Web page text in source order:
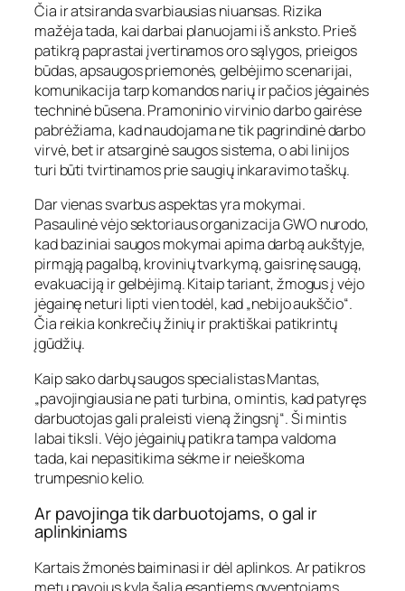
Čia ir atsiranda svarbiausias niuansas. Rizika
mažėja tada, kai darbai planuojami iš anksto. Prieš
patikrą paprastai įvertinamos oro sąlygos, prieigos
būdas, apsaugos priemonės, gelbėjimo scenarijai,
komunikacija tarp komandos narių ir pačios jėgainės
techninė būsena. Pramoninio virvinio darbo gairėse
pabrėžiama, kad naudojama ne tik pagrindinė darbo
virvė, bet ir atsarginė saugos sistema, o abi linijos
turi būti tvirtinamos prie saugių inkaravimo taškų.
Dar vienas svarbus aspektas yra mokymai.
Pasaulinė vėjo sektoriaus organizacija GWO nurodo,
kad baziniai saugos mokymai apima darbą aukštyje,
pirmąją pagalbą, krovinių tvarkymą, gaisrinę saugą,
evakuaciją ir gelbėjimą. Kitaip tariant, žmogus į vėjo
jėgainę neturi lipti vien todėl, kad „nebijo aukščio“.
Čia reikia konkrečių žinių ir praktiškai patikrintų
įgūdžių.
Kaip sako darbų saugos specialistas Mantas,
„pavojingiausia ne pati turbina, o mintis, kad patyręs
darbuotojas gali praleisti vieną žingsnį“. Ši mintis
labai tiksli. Vėjo jėgainių patikra tampa valdoma
tada, kai nepasitikima sėkme ir neieškoma
trumpesnio kelio.
Ar pavojinga tik darbuotojams, o gal ir
aplinkiniams
Kartais žmonės baiminasi ir dėl aplinkos. Ar patikros